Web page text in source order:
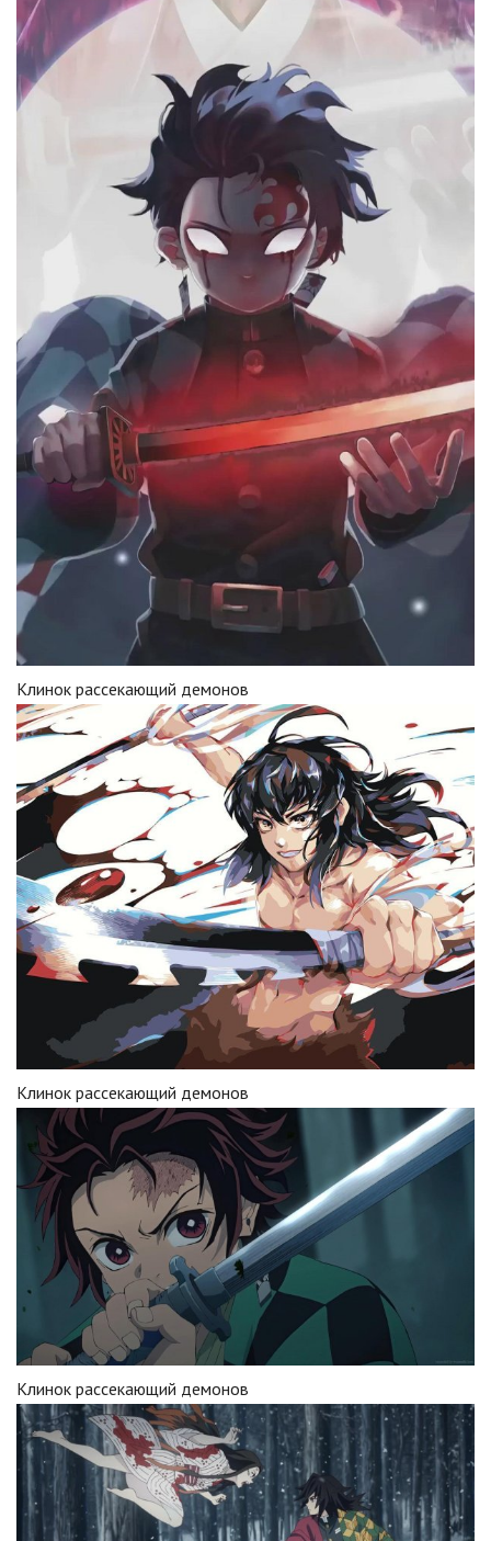
Клинок рассекающий демонов
Клинок рассекающий демонов
Клинок рассекающий демонов